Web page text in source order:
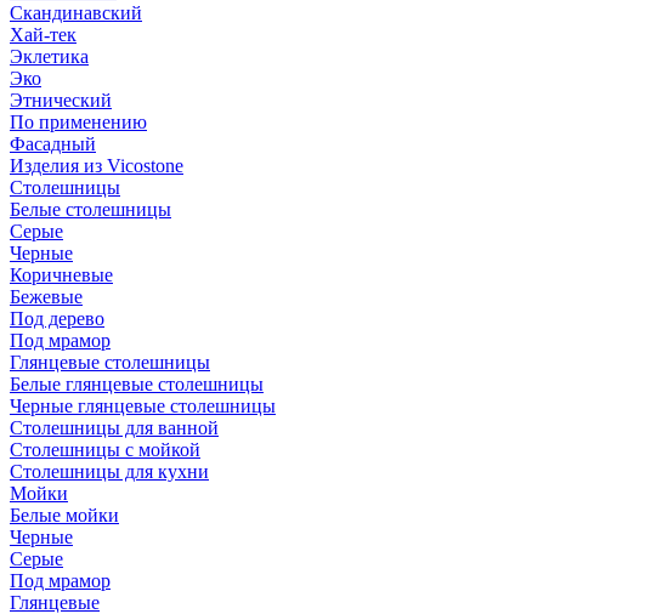
Скандинавский
Хай-тек
Эклетика
Эко
Этнический
По применению
Фасадный
Изделия из Vicostone
Столешницы
Белые столешницы
Серые
Черные
Коричневые
Бежевые
Под дерево
Под мрамор
Глянцевые столешницы
Белые глянцевые столешницы
Черные глянцевые столешницы
Столешницы для ванной
Столешницы с мойкой
Столешницы для кухни
Мойки
Белые мойки
Черные
Серые
Под мрамор
Глянцевые